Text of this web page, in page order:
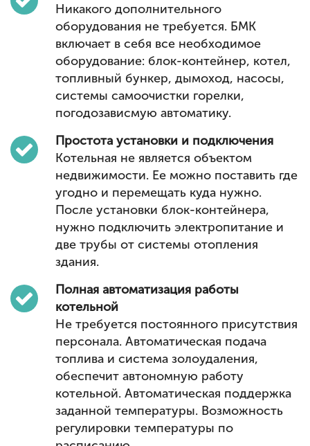
Никакого дополнительного
оборудования не требуется. БМК
включает в себя все необходимое
оборудование: блок-контейнер, котел,
топливный бункер, дымоход, насосы,
системы самоочистки горелки,
погодозависмую автоматику.
Простота установки и подключения
Котельная не является объектом
недвижимости. Ее можно поставить где
угодно и перемещать куда нужно.
После установки блок-контейнера,
нужно подключить электропитание и
две трубы от системы отопления
здания.
Полная автоматизация работы
котельной
Не требуется постоянного присутствия
персонала. Автоматическая подача
топлива и система золоудаления,
обеспечит автономную работу
котельной. Автоматическая поддержка
заданной температуры. Возможность
регулировки температуры по